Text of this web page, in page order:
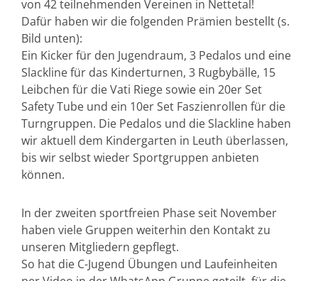
von 42 teilnehmenden Vereinen in Nettetal!
Dafür haben wir die folgenden Prämien bestellt (s.
Bild unten):
Ein Kicker für den Jugendraum, 3 Pedalos und eine
Slackline für das Kinderturnen, 3 Rugbybälle, 15
Leibchen für die Vati Riege sowie ein 20er Set
Safety Tube und ein 10er Set Faszienrollen für die
Turngruppen. Die Pedalos und die Slackline haben
wir aktuell dem Kindergarten in Leuth überlassen,
bis wir selbst wieder Sportgruppen anbieten
können.
In der zweiten sportfreien Phase seit November
haben viele Gruppen weiterhin den Kontakt zu
unseren Mitgliedern gepflegt.
So hat die C-Jugend Übungen und Laufeinheiten